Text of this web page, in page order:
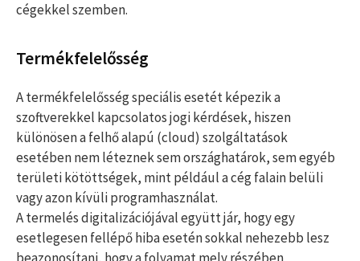
cégekkel szemben.
Termékfelelősség
A termékfelelősség speciális esetét képezik a
szoftverekkel kapcsolatos jogi kérdések, hiszen
különösen a felhő alapú (cloud) szolgáltatások
esetében nem léteznek sem országhatárok, sem egyéb
területi kötöttségek, mint például a cég falain belüli
vagy azon kívüli programhasználat.
A termelés digitalizációjával együtt jár, hogy egy
esetlegesen fellépő hiba esetén sokkal nehezebb lesz